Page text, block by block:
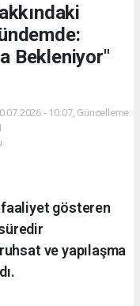
Bekleniyor"
- 10:07, Güncelleme:
gösteren
ve yapılaşma